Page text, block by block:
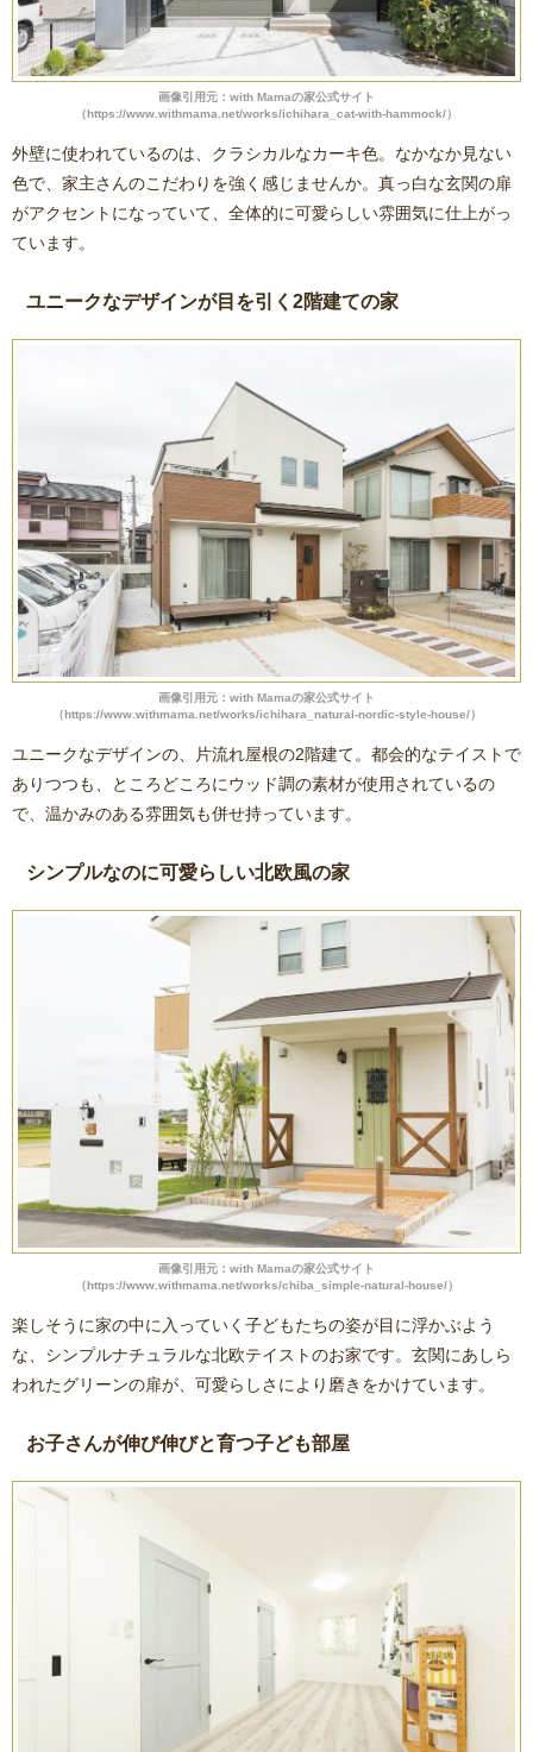
画像引用元：with Mamaの家公式サイト
（https://www.withmama.net/works/ichihara_cat-with-hammock/）
外壁に使われているのは、クラシカルなカーキ色。なかなか見ない
色で、家主さんのこだわりを強く感じませんか。真っ白な玄関の扉
がアクセントになっていて、全体的に可愛らしい雰囲気に仕上がっ
ています。
ユニークなデザインが目を引く2階建ての家
画像引用元：with Mamaの家公式サイト
（https://www.withmama.net/works/ichihara_natural-nordic-style-house/）
ユニークなデザインの、片流れ屋根の2階建て。都会的なテイストで
ありつつも、ところどころにウッド調の素材が使用されているの
で、温かみのある雰囲気も併せ持っています。
シンプルなのに可愛らしい北欧風の家
画像引用元：with Mamaの家公式サイト
（https://www.withmama.net/works/chiba_simple-natural-house/）
楽しそうに家の中に入っていく子どもたちの姿が目に浮かぶよう
な、シンプルナチュラルな北欧テイストのお家です。玄関にあしら
われたグリーンの扉が、可愛らしさにより磨きをかけています。
お子さんが伸び伸びと育つ子ども部屋